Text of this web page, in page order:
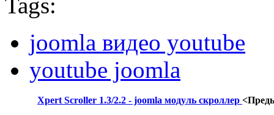
joomla видео youtube
youtube joomla
Xpert Scroller 1.3/2.2 - joomla модуль скроллер